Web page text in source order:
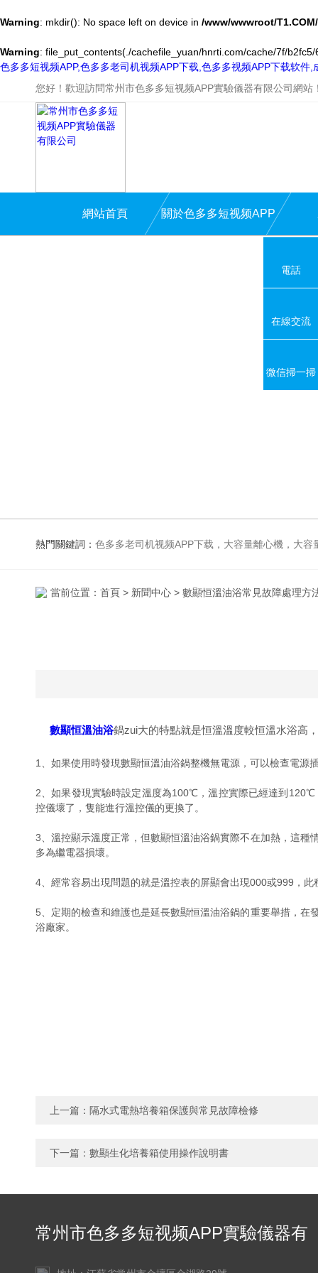
Warning: mkdir(): No space left on device in /www/wwwroot/
Warning: file_put_contents(./cachefile_yuan/hnrti.com/cache/7f/
色多多短视频APP,色多多老司机视频APP下载,色多多视频APP下载软件,
您好！歡迎訪問常州市色多多短视频APP實驗儀器有限公司網站
網站首頁 關於色多多短视频APP
熱門關鍵詞： 色多多老司机视频APP下载，大容量離心機，大容量振蕩器，高速冷凍離心機，生化、光照、振蕩培養箱，磁力攪
當前位置： 首頁 > 新聞中心 > 數顯恒溫油浴常見故障處理方
數顯恒溫油浴鍋zui大的特點就是恒溫溫度較恒溫水浴高
1、如果使用時發現數顯恒溫油浴鍋整機無電源，可以檢查電
2、如果發現實驗時設定溫度為100℃，溫控實際已經達到
控儀壞了，隻能進行溫控儀的更換了。
3、溫控顯示溫度正常，但數顯恒溫油浴鍋實際不在加熱，這
多為繼電器損壞。
4、經常容易出現問題的就是溫控表的屏顯會出現000或999，
5、定期的檢查和維護也是延長數顯恒溫油浴鍋的重要舉措，
浴廠家。
上一篇： 隔水式電熱培養箱保護與常見故障檢修
下一篇： 數顯生化培養箱使用操作說明書
常州市色多多短视频APP實驗儀器有
電話
在線交流
微信掃一掃